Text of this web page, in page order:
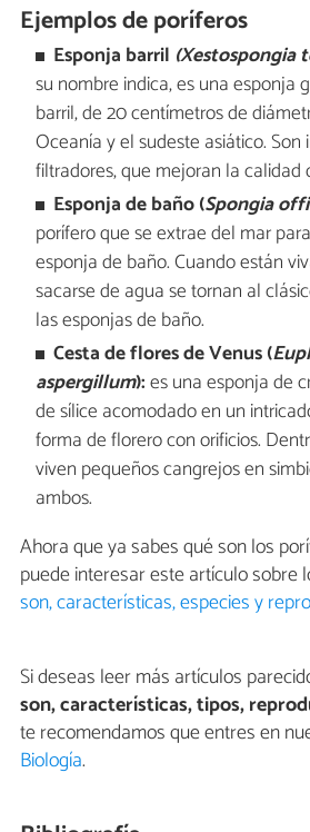
Ejemplos de poríferos
Esponja barril (Xestospongia
su nombre indica, es una esponja
barril, de 20 centímetros de
Oceanía y el sudeste asiático.
filtradores, que mejoran la calidad
Esponja de baño (Spongia
porífero que se extrae del mar
esponja de baño. Cuando están
sacarse de agua se tornan al
las esponjas de baño.
Cesta de flores de Venus (
aspergillum):es una esponja de
de sílice acomodado en un
forma de florero con orificios.
viven pequeños cangrejos en
ambos.
Ahora que ya sabes qué son los
puede interesar este artículo sobre
son, características, especies y
Si deseas leer más artículos
son, características, tipos,
te recomendamos que entres en
Biología.